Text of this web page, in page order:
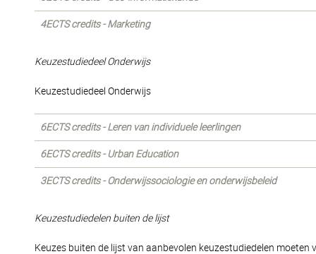
4ECTS credits - Marketing
Keuzestudiedeel Onderwijs
Keuzestudiedeel Onderwijs
6ECTS credits - Leren van individuele leerlingen
6ECTS credits - Urban Education
3ECTS credits - Onderwijssociologie en onderwijsbeleid
Keuzestudiedelen buiten de lijst
Keuzes buiten de lijst van aanbevolen keuzestudiedelen